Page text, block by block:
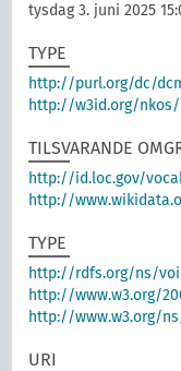
tysdag 3. juni 2025
TYPE
http://purl.org/dc/
http://w3id.org/nkos/
TILSVARANDE
http://id.loc.gov/
http://
TYPE
http://rdfs.org/ns/
http://www.w3.org/
http://www.w3.org/
URI